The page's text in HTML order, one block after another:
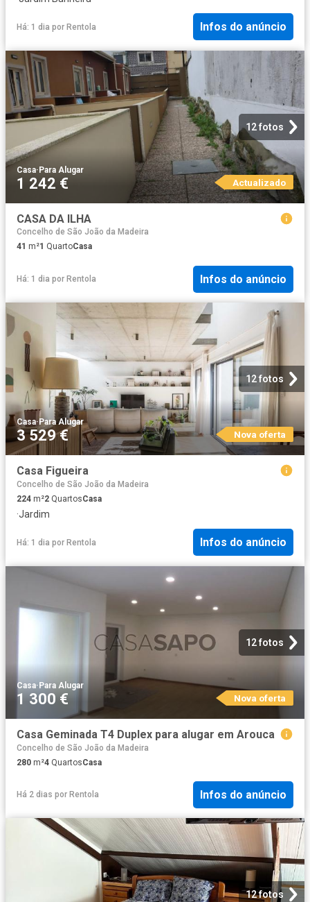
Há: 1 dia por Rentola Infos do anúncio
12 fotos
Casa·Para Alugar
1 242 € Actualizado
CASA DA ILHA
Concelho de São João da Madeira
41 m²1 QuartoCasa
Há: 1 dia por Rentola Infos do anúncio
12 fotos
Casa· Para Alugar
3 529 € Nova oferta
Casa Figueira
Concelho de São João da Madeira
224 m²2 QuartosCasa
·Jardim
Há: 1 dia por Rentola Infos do anúncio
12 fotos
Casa·Para Alugar
1 300 € Nova oferta
Casa Geminada T4 Duplex para alugar em Arouca
Concelho de São João da Madeira
280 m²4 QuartosCasa
Há 2 dias por Rentola Infos do anúncio
12 fotos